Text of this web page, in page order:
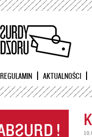
REGULAMIN AKTUALNOŚCI